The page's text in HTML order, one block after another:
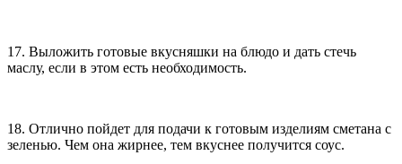
17. Выложить готовые вкусняшки на блюдо и дать стечь
маслу, если в этом есть необходимость.
18. Отлично пойдет для подачи к готовым изделиям сметана с
зеленью. Чем она жирнее, тем вкуснее получится соус.